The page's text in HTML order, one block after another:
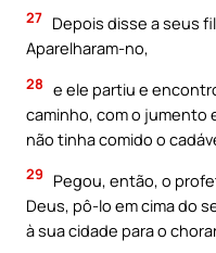
27 Depois disse a seus
Aparelharam-no,
28 e ele partiu e
caminho, com o jumento
não tinha comido o
29
Pegou, então, o
Deus, pô-lo em cima do
à sua cidade para o